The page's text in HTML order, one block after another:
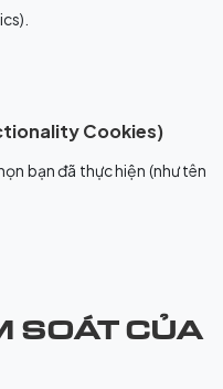
Cookies)
bạn đã thực hiện (như tên
SOÁT CỦA